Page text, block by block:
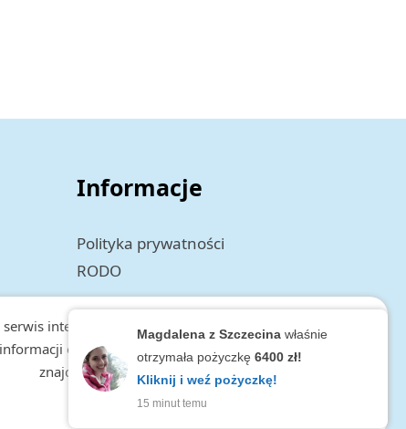
serwis internetowy tworzy i wykorzystuje pliki Cookies.
o cookies, zakresie i celu przetwarzania danych,
znajduje się w polityce prywatności.
zamknij
Magdalena z Szczecina właśnie
otrzymała pożyczkę 6400 zł!
Kliknij i weź pożyczkę!
15 minut temu
Informacje
Polityka prywatności
RODO